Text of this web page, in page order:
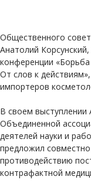
Общественного
Анатолий
конференции
От слов к
импортеров
В своем выступлении
Объединенной
деятелей науки и
предложил
противодействию
контрафактной